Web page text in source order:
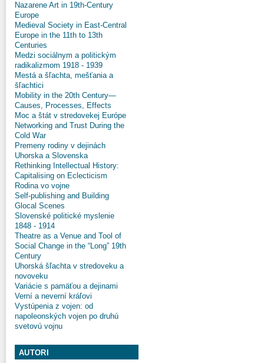
Nazarene Art in 19th-Century
Europe
Medieval Society in East-Central
Europe in the 11th to 13th
Centuries
Medzi sociálnym a politickým
radikalizmom 1918 - 1939
Mestá a šľachta, mešťania a
šľachtici
Mobility in the 20th Century—
Causes, Processes, Effects
Moc a štát v stredovekej Európe
Networking and Trust During the
Cold War
Premeny rodiny v dejinách
Uhorska a Slovenska
Rethinking Intellectual History:
Capitalising on Eclecticism
Rodina vo vojne
Self-publishing and Building
Glocal Scenes
Slovenské politické myslenie
1848 - 1914
Theatre as a Venue and Tool of
Social Change in the “Long” 19th
Century
Uhorská šľachta v stredoveku a
novoveku
Variácie s pamäťou a dejinami
Verní a neverní kráľovi
Vystúpenia z vojen: od
napoleonských vojen po druhú
svetovú vojnu
AUTORI